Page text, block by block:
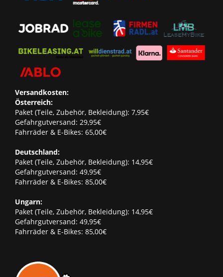
Versandkosten:
Österreich:
Paket (Teile, Zubehör, Bekleidung): 7,95€
Gefahrgutversand: 29,95€
Fahrräder & E-Bikes: 65,00€
Deutschland:
Paket (Teile, Zubehör, Bekleidung): 14,95€
Gefahrgutversand: 49,95€
Fahrräder & E-Bikes: 85,00€
Ungarn:
Paket (Teile, Zubehör, Bekleidung): 14,95€
Gefahrgutversand: 49,95€
Fahrräder & E-Bikes: 85,00€